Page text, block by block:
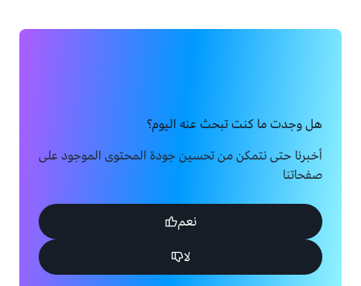
هل وجدت ما كنت تبحث عنه اليوم؟
أخبرنا حتى نتمكن من تحسين جودة المحتوى الموجود على
صفحاتنا
نعم
لا